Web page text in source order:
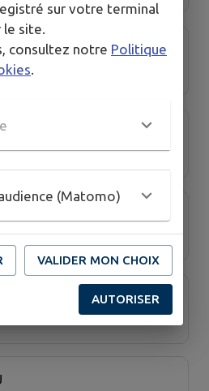
- Espace Motos 86
sur votre terminal
le site.
consultez notre Politique
.
(Matomo)
VALIDER MON CHOIX
AUTORISER